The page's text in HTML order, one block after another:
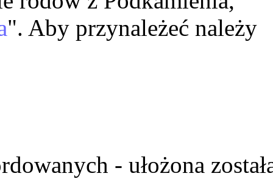
". Aby przynależeć należy
- ułożona